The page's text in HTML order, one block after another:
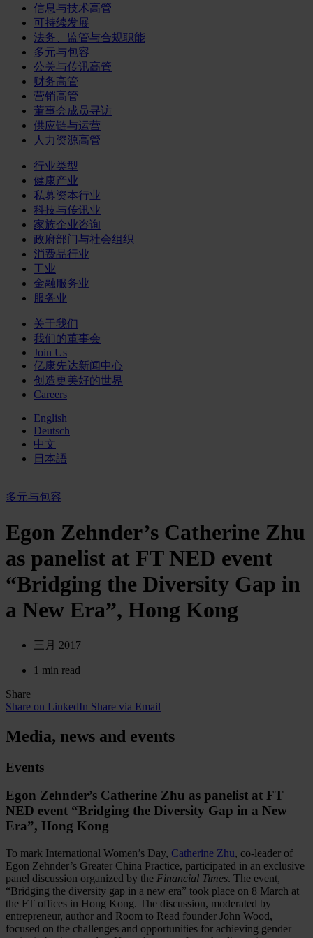
信息与技术高管
可持续发展
法务、监管与合规职能
多元与包容
公关与传讯高管
财务高管
营销高管
董事会成员寻访
供应链与运营
人力资源高管
行业类型
健康产业
私募资本行业
科技与传讯业
家族企业咨询
政府部门与社会组织
消费品行业
工业
金融服务业
服务业
关于我们
我们的董事会
Join Us
亿康先达新闻中心
创造更美好的世界
Careers
English
Deutsch
中文
日本語
多元与包容
Egon Zehnder’s Catherine Zhu
as panelist at FT NED event
“Bridging the Diversity Gap in
a New Era”, Hong Kong
三月 2017
1 min read
Share
Share on LinkedIn Share via Email
Media, news and events
Events
Egon Zehnder’s Catherine Zhu as panelist at FT
NED event “Bridging the Diversity Gap in a New
Era”, Hong Kong
To mark International Women’s Day, Catherine Zhu, co-leader of
Egon Zehnder’s Greater China Practice, participated in an exclusive
panel discussion organized by the Financial Times. The event,
“Bridging the diversity gap in a new era” took place on 8 March at
the FT offices in Hong Kong. The discussion, moderated by
entrepreneur, author and Room to Read founder John Wood,
focused on the challenges and opportunities for achieving gender